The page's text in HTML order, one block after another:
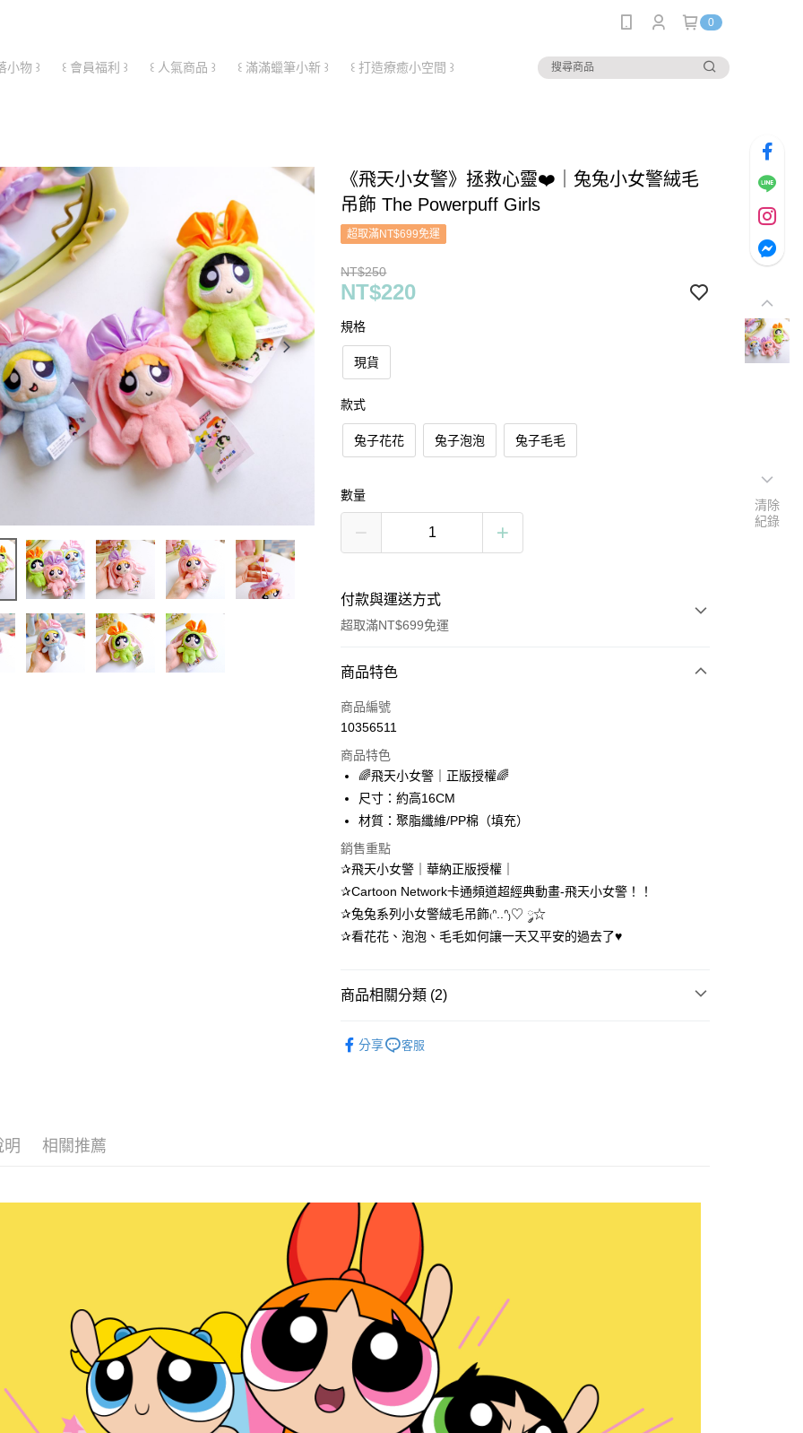
0
小物 ꒱ ꒰ 會員福利 ꒱ ꒰ 人氣商品 ꒱ ꒰ 滿滿蠟筆小新 ꒱ ꒰ 打造療癒小空間 ꒱
《飛天小女警》拯救心靈❤️｜兔兔小女警絨毛
吊飾 The Powerpuff Girls
超取滿NT$699免運
NT$250
NT$220
規格
現貨
款式
兔子花花 兔子泡泡 兔子毛毛
數量
付款與運送方式
超取滿NT$699免運
付款方式
信用卡一次付款
LINE Pay
Apple Pay
悠遊付
相關說明
【關於「AFTEE先享後付」】
１．簡單：不需註冊會員、不需綁卡、不需儲值。
２．便利：只要手機號碼，簡訊認證，即可結帳。
【「AFTEE先享後付」結帳流程】
※ 交易是否成功請以「AFTEE先享後付 」之結帳頁面顯示為準，若有關於
是否繳費成功／繳費後需取消欲退款等相關疑問，請聯繫「AFTEE先享後
付客戶支援中心」
【注意事項】
１．透過由恩沛科技股份有限公司提供之「AFTEE先享後付」服務完成之
交易，需依本服務之必要範圍內提供個人資料，並將交易相關給付款項請
求債權轉讓予恩沛科技股份有限公司。
２．關於個人資料處理事宜，請瀏覽以下網址：
https://aftee.tw/terms/#terms3
３．未成年的使用者請事先徵得法定代理人或監護人之同意方可使用
「AFTEE先享後付」，若未經同意申辦者引起之損失，本公司不負相關責
任。
４．使用「AFTEE先享後付」時，將依據個別帳號之用戶狀況，依本公司
即時審查核予不同之上限額度；若仍有額度不足之情形，本公司將視審查
全家取貨付款
付款後7-11取貨
每筆NT$70，滿NT$899(含以上)免運費
宅配
每筆NT$80，滿NT$899(含以上)免運費
商品特色
商品編號
10356511
商品特色
🌈飛天小女警｜正版授權🌈
尺寸：約高16CM
材質：聚脂纖維/PP棉（填充）
銷售重點
✰飛天小女警｜華納正版授權｜
✰Cartoon Network卡通頻道超經典動畫-飛天小女警！！
✰兔兔系列小女警絨毛吊飾₍ᐢ..ᐢ₎♡ ༘☆
✰看花花、泡泡、毛毛如何讓一天又平安的過去了♥
商品相關分類 (2)
分享 客服
明 相關推薦
清除
紀錄